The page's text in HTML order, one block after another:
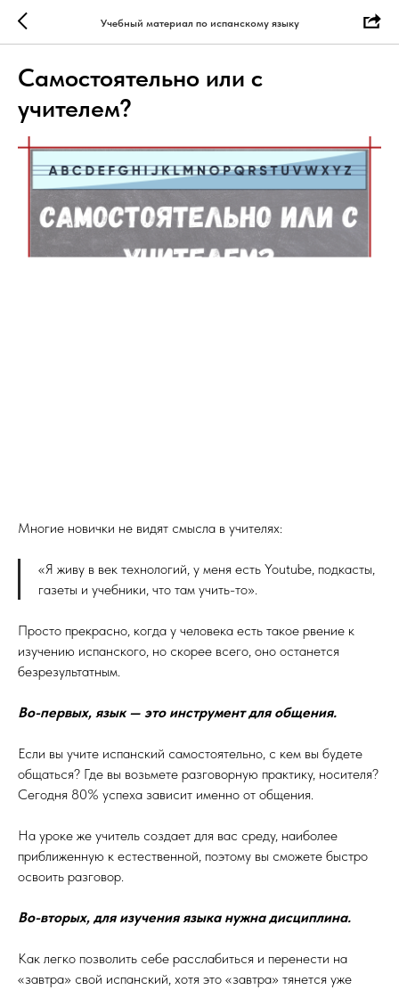
Учебный материал по испанскому языку
Самостоятельно или с
учителем?
Многие новички не видят смысла в учителях:
«Я живу в век технологий, у меня есть Youtube, подкасты,
газеты и учебники, что там учить-то».
Просто прекрасно, когда у человека есть такое рвение к
изучению испанского, но скорее всего, оно останется
безрезультатным.
Во-первых, язык — это инструмент для общения.
Если вы учите испанский самостоятельно, с кем вы будете
общаться? Где вы возьмете разговорную практику, носителя?
Сегодня 80% успеха зависит именно от общения.
На уроке же учитель создает для вас среду, наиболее
приближенную к естественной, поэтому вы сможете быстро
освоить разговор.
Во-вторых, для изучения языка нужна дисциплина.
Как легко позволить себе расслабиться и перенести на
«завтра» свой испанский, хотя это «завтра» тянется уже